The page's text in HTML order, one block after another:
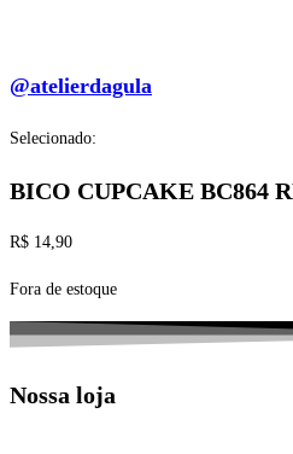
@atelierdagula
Selecionado:
BICO CUPCAKE BC864
R$ 14,90
Fora de estoque
Nossa loja